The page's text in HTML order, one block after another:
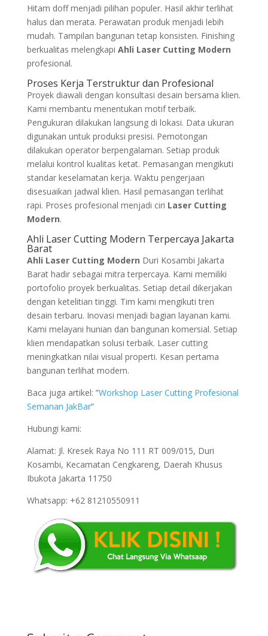
Hitam doff menjadi pilihan populer. Hasil akhir terlihat
halus dan merata. Perawatan produk menjadi lebih
mudah. Tampilan bangunan tetap konsisten. Finishing
berkualitas melengkapi Ahli Laser Cutting Modern
profesional.
Proses Kerja Terstruktur dan Profesional
Proyek diawali dengan konsultasi desain bersama klien.
Kami membantu menentukan motif terbaik.
Pengukuran dilakukan langsung di lokasi. Data ukuran
digunakan untuk produksi presisi. Pemotongan
dilakukan operator berpengalaman. Setiap produk
melalui kontrol kualitas ketat. Pemasangan mengikuti
standar keselamatan kerja. Waktu pengerjaan
disesuaikan jadwal klien. Hasil pemasangan terlihat
rapi. Proses profesional menjadi ciri Laser Cutting
Modern.
Ahli Laser Cutting Modern Terpercaya Jakarta
Barat
Ahli Laser Cutting Modern Duri Kosambi Jakarta
Barat hadir sebagai mitra terpercaya. Kami memiliki
portofolio proyek berkualitas. Setiap detail dikerjakan
dengan ketelitian tinggi. Tim kami mengikuti tren
desain terbaru. Inovasi menjadi bagian layanan kami.
Kami melayani hunian dan bangunan komersial. Setiap
klien mendapatkan solusi terbaik. Laser cutting
meningkatkan nilai visual properti. Kesan pertama
bangunan terlihat modern.
Baca juga artikel: ”Workshop Laser Cutting Profesional
Semanan JakBar”
Hubungi kami:
Alamat: Jl. Kresek Raya No 111 RT 009/015, Duri
Kosambi, Kecamatan Cengkareng, Daerah Khusus
Ibukota Jakarta 11750
Whatsapp: +62 81210550911